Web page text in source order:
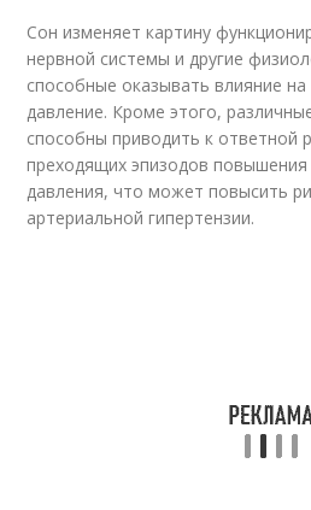
Сон изменяет картину
нервной системы и другие
способные оказывать влияние
давление. Кроме этого,
способны приводить к ответной
преходящих эпизодов повышения
давления, что может повысить
артериальной гипертензии.